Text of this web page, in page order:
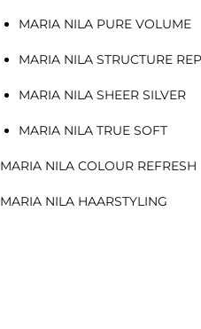
MARIA NILA PURE VOLUME
MARIA NILA STRUCTURE
MARIA NILA SHEER SILVER
MARIA NILA TRUE SOFT
MARIA NILA COLOUR REFRESH
MARIA NILA HAARSTYLING